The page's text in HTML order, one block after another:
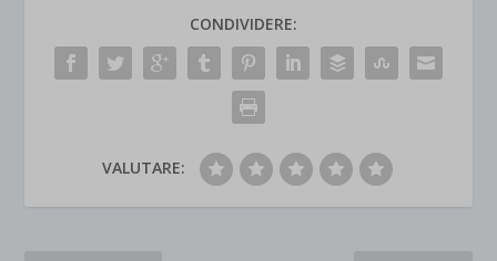
CONDIVIDERE:
VALUTARE: